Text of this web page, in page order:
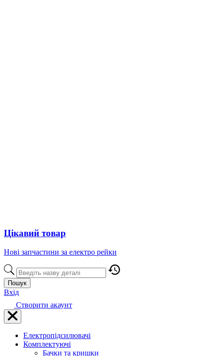
Цікавий товар
Нові запчастини за електро рейки
Пошук
Вхід
Створити акаунт
Електропідсилювачі
Комплектуючі
Бачки та кришки